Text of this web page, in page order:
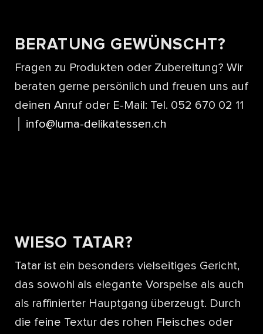
BERATUNG GEWÜNSCHT?
Fragen zu Produkten oder Zubereitung? Wir
beraten gerne persönlich und freuen uns auf
deinen Anruf oder E-Mail: Tel. 052 670 02 11
info@luma-delikatessen.ch
WIESO TATAR?
Tatar ist ein besonders vielseitiges Gericht,
das sowohl als elegante Vorspeise als auch
als raffinierter Hauptgang überzeugt. Durch
die feine Textur des rohen Fleisches oder